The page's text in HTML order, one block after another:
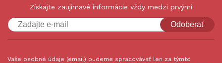
Získajte zaujímavé informácie vždy medzi prvými
Odoberať
Vaše osobné údaje (email) budeme spracovávať len za týmto